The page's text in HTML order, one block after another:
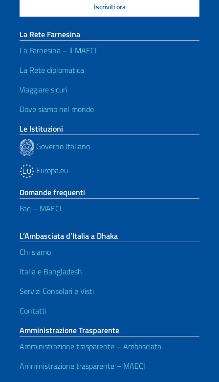
La Rete Farnesina
La Farnesina – il MAECI
La Rete diplomatica
Viaggiare sicuri
Dove siamo nel mondo
Le Istituzioni
Governo Italiano
Europa.eu
Domande frequenti
Faq – MAECI
L’Ambasciata d’Italia a Dhaka
Chi siamo
Italia e Bangladesh
Servizi Consolari e Visti
Contatti
Amministrazione Trasparente
Amministrazione trasparente – Ambasciata
Amministrazione trasparente – MAECI